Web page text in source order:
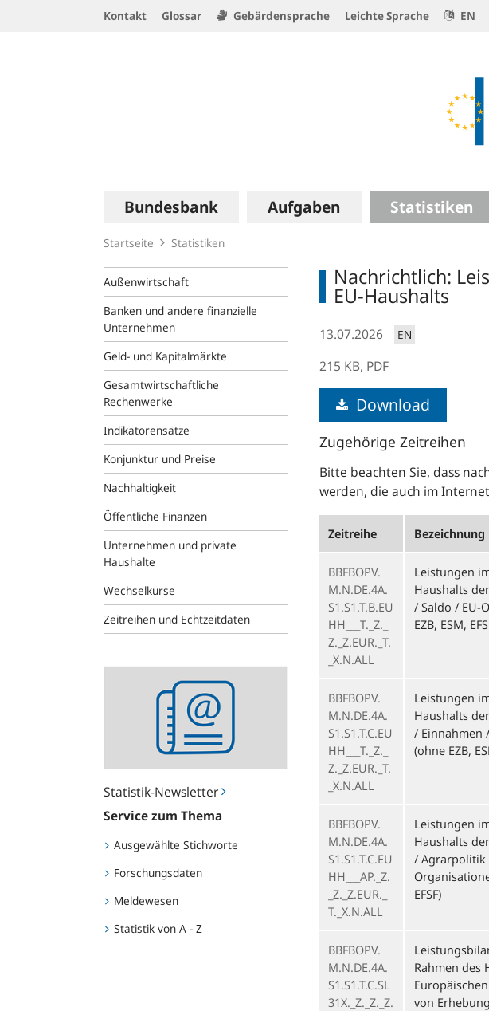
Kontakt Glossar Gebärdensprache Leichte Sprache EN
Hauptnavigation
Bundesbank Aufgaben Statistiken
Startseite Statistiken
Außenwirtschaft
Banken und andere finanzielle
Unternehmen
Geld- und Kapitalmärkte
Gesamtwirtschaftliche
Rechenwerke
Indikatorensätze
Konjunktur und Preise
Nachhaltigkeit
Öffentliche Finanzen
Unternehmen und private
Haushalte
Wechselkurse
Zeitreihen und Echtzeitdaten
Statistik-Newsletter
Newsletter
Service zum Thema
Ausgewählte Stichworte
Forschungsdaten
Meldewesen
Statistik von A - Z
Nachrichtlich:
EU-Haushalts
13.07.2026 EN
215 KB, PDF
Download
Zugehörige Zeitreihen
Bitte beachten Sie, dass
werden, die auch im
Zeitreihe Bezeichnung
BBFBOPV.
M.N.DE.4A.
S1.S1.T.B.EU
HH___T._Z._
Z._Z.EUR._T.
_X.N.ALL
Leistungen
Haushalts
/ Saldo / EU-
EZB, ESM,
BBFBOPV.
M.N.DE.4A.
S1.S1.T.C.EU
HH___T._Z._
Z._Z.EUR._T.
_X.N.ALL
Leistungen
Haushalts
/ Einnahmen
(ohne EZB,
BBFBOPV.
M.N.DE.4A.
S1.S1.T.C.EU
HH___AP._Z.
_Z._Z.EUR._
T._X.N.ALL
Leistungen
Haushalts
/ Agrarpolitik
EFSF)
BBFBOPV.
M.N.DE.4A.
S1.S1.T.C.SL
31X._Z._Z._Z.
Rahmen des
von